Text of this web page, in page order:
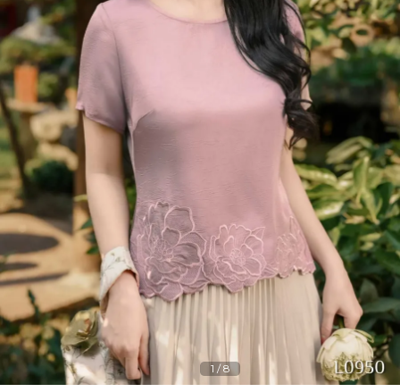
1 /8